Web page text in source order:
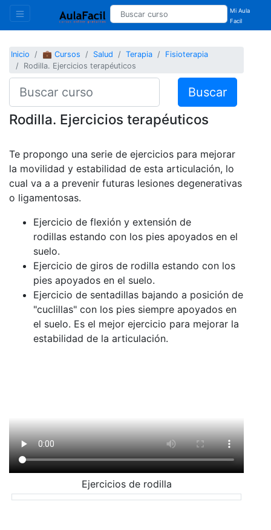
Mi Aula
Facil
Inicio 💼 Cursos Salud Terapia
Fisioterapia
Rodilla. Ejercicios terapéuticos
Buscar
Rodilla. Ejercicios terapéuticos
Te propongo una serie de ejercicios para mejorar
la movilidad y estabilidad de esta articulación, lo
cual va a a prevenir futuras lesiones degenerativas
o ligamentosas.
Ejercicio de flexión y extensión de
rodillas estando con los pies apoyados en el
suelo.
Ejercicio de giros de rodilla estando con los
pies apoyados en el suelo.
Ejercicio de sentadillas bajando a posición de
"cuclillas" con los pies siempre apoyados en
el suelo. Es el mejor ejercicio para mejorar la
estabilidad de la articulación.
Ejercicios de rodilla